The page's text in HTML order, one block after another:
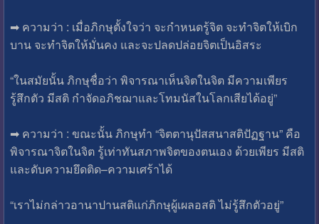
➡ ความว่า : เมื่อภิกษุตั้งใจว่า จะกำหนดรู้จิต จะทำจิตให้เบิก
บาน จะทำจิตให้มั่นคง และจะปลดปล่อยจิตเป็นอิสระ
“ในสมัยนั้น ภิกษุชื่อว่า พิจารณาเห็นจิตในจิต มีความเพียร
รู้สึกตัว มีสติ กำจัดอภิชฌาและโทมนัสในโลกเสียได้อยู่”
➡ ความว่า : ขณะนั้น ภิกษุทำ “จิตตานุปัสสนาสติปัฏฐาน” คือ
พิจารณาจิตในจิต รู้เท่าทันสภาพจิตของตนเอง ด้วยเพียร มีสติ
และดับความยึดติด–ความเศร้าได้
“เราไม่กล่าวอานาปานสติแก่ภิกษุผู้เผลอสติ ไม่รู้สึกตัวอยู่”